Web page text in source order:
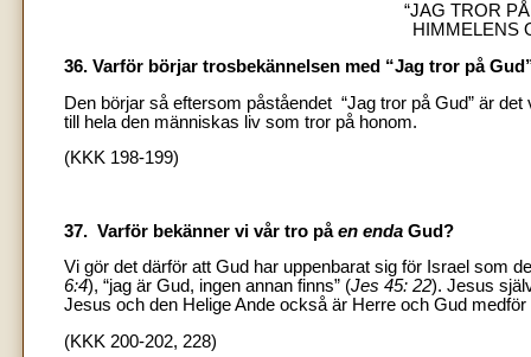
“JAG TROR
HIMMELENS
36. Varför börjar trosbekännelsen med “Jag tror på
Den börjar så eftersom påståendet “Jag tror på Gud” är
till hela den människas liv som tror på honom.
(KKK 198-199)
37. Varför bekänner vi vår tro påen enda Gud?
Vi gör det därför att Gud har uppenbarat sig för Israel som
6:4), “jag är Gud, ingen annan finns” (Jes 45: 22). Jesus
Jesus och den Helige Ande också är Herre och Gud medför
(KKK 200-202, 228)